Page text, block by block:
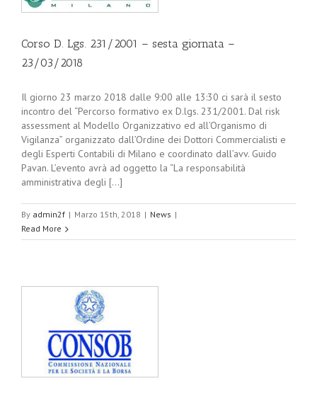
Corso D. Lgs. 231/2001 – sesta giornata –
23/03/2018
Il giorno 23 marzo 2018 dalle 9:00 alle 13:30 ci sarà il sesto
incontro del “Percorso formativo ex D.lgs. 231/2001. Dal risk
assessment al Modello Organizzativo ed all’Organismo di
Vigilanza” organizzato dall’Ordine dei Dottori Commercialisti e
degli Esperti Contabili di Milano e coordinato dall’avv. Guido
Pavan. L’evento avrà ad oggetto la “La responsabilità
amministrativa degli [...]
By admin2f | Marzo 15th, 2018 | News |
Read More